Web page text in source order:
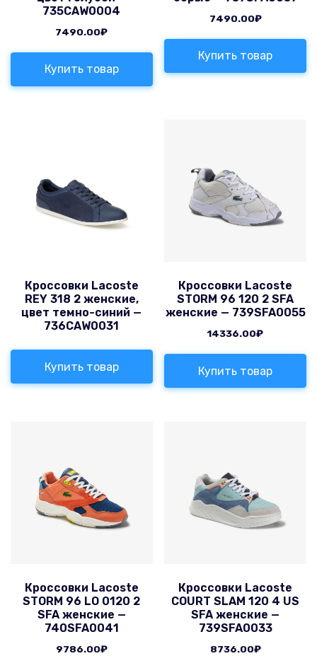
735CAW0004
7490.00₽
Купить товар
7490.00₽
Купить товар
Кроссовки Lacoste
REY 318 2 женские,
цвет темно-синий —
736CAW0031
Купить товар
Кроссовки Lacoste
STORM 96 120 2 SFA
женские — 739SFA0055
14336.00₽
Купить товар
Кроссовки Lacoste
STORM 96 LO 0120 2
SFA женские —
740SFA0041
9786.00₽
Кроссовки Lacoste
COURT SLAM 120 4 US
SFA женские —
739SFA0033
8736.00₽